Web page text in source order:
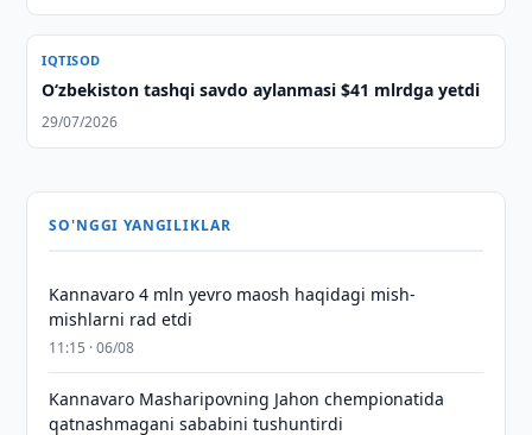
IQTISOD
O‘zbekiston tashqi savdo aylanmasi $41 mlrdga yetdi
29/07/2026
SO'NGGI YANGILIKLAR
Kannavaro 4 mln yevro maosh haqidagi mish-
mishlarni rad etdi
11:15 · 06/08
Kannavaro Masharipovning Jahon chempionatida
qatnashmagani sababini tushuntirdi